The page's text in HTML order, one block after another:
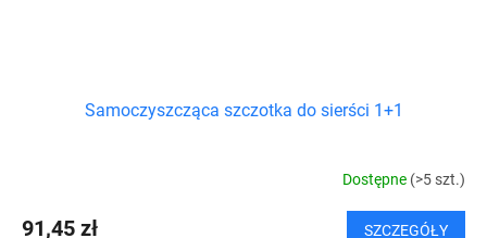
Samoczyszcząca szczotka do sierści 1+1
Dostępne (>5 szt.)
91,45 zł SZCZEGÓŁY